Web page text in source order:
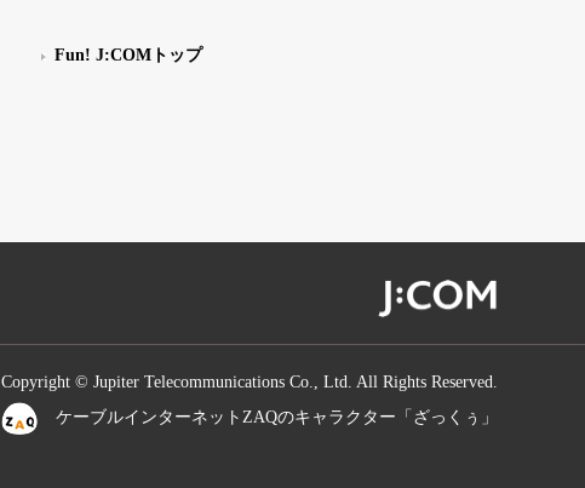
Fun! J:COMトップ
Copyright © Jupiter Telecommunications Co., Ltd. All Rights Reserved.
ケーブルインターネットZAQのキャラクター「ざっくぅ」